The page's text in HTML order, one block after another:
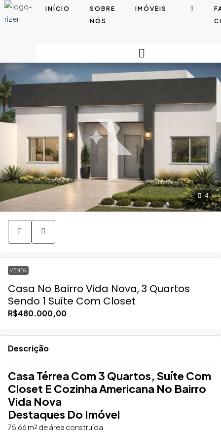
INÍCIO
SOBRE
NÓS
IMÓVEIS
4
VENDA
Casa No Bairro Vida Nova, 3 Quartos
Sendo 1 Suíte Com Closet
R$480.000,00
Descrição
Casa Térrea Com 3 Quartos, Suíte Com
Closet E Cozinha Americana No Bairro
Vida Nova
Destaques Do Imóvel
75,66 m² de área construída